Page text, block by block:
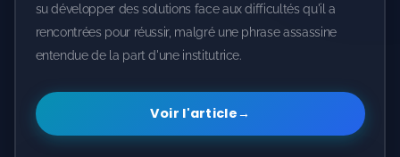
su développer des solutions face aux difficultés qu'il a
rencontrées pour réussir, malgré une phrase assassine
entendue de la part d'une institutrice.
Voir l'article→